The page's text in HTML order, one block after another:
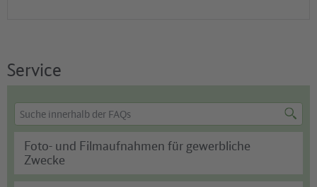
Service
FAQ
Suche
Suchbegriff
eingeben
Suche
Foto- und Filmaufnahmen für gewerbliche
Zwecke